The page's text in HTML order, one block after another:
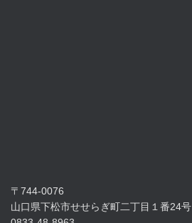
〒744-0076
山口県下松市せせらぎ町二丁目１番24号